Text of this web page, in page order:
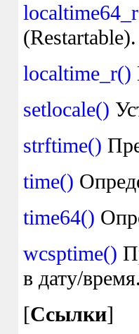
(Restartable).
localtime_r()
setlocale()
strftime()
time()
time64()
wcsptime()
в дату/
[Ссылки]